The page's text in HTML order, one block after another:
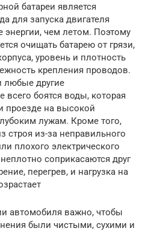
батареи является
для запуска двигателя
энергии, чем летом. Поэтому
очищать батарею от грязи,
уровень и плотность
крепления проводов.
любые другие
всего боятся воды, которая
проезде на высокой
лужам. Кроме того,
строя из-за неправильного
плохого электрического
соприкасаются друг
перегрев, и нагрузка на
автомобиля важно, чтобы
были чистыми, сухими и